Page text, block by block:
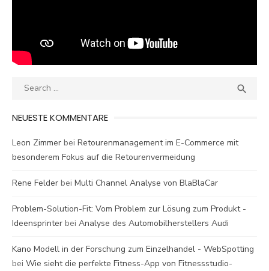
Search

NEUESTE KOMMENTARE
Leon Zimmer bei Retourenmanagement im E-Commerce mit
besonderem Fokus auf die Retourenvermeidung
Rene Felder bei Multi Channel Analyse von BlaBlaCar
Problem-Solution-Fit: Vom Problem zur Lösung zum Produkt -
Ideensprinter bei Analyse des Automobilherstellers Audi
Kano Modell in der Forschung zum Einzelhandel - WebSpotting
bei Wie sieht die perfekte Fitness-App von Fitnessstudio-